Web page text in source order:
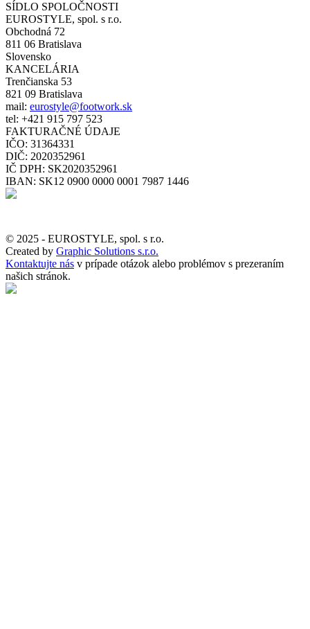
SÍDLO SPOLOČNOSTI
EUROSTYLE, spol. s r.o.
Obchodná 72
811 06 Bratislava
Slovensko
KANCELÁRIA
Trenčianska 53
821 09 Bratislava
mail: eurostyle@footwork.sk
tel: +421 915 797 523
FAKTURAČNÉ ÚDAJE
IČO: 31364331
DIČ: 2020352961
IČ DPH: SK2020352961
IBAN: SK12 0900 0000 0001 7987 1446
© 2025 - EUROSTYLE, spol. s r.o.
Created by Graphic Solutions s.r.o.
Kontaktujte nás v prípade otázok alebo problémov s prezeraním
našich stránok.